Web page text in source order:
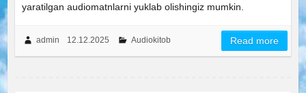
yaratilgan audiomatnlarni yuklab olishingiz mumkin.
admin 12.12.2025 Audiokitob Read more